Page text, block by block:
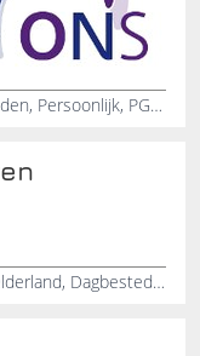
Zorg, Zorg voor ouderen, Zorg nabestaanden, Persoonlijk, PGB-advies, Trajectbegeleiding, Hulp bij thuisadministratie, Ondersteuning ouderen, Hulp, Advies
Welzijn, Ouderen, Zevenaar, Stichting, Gelderland, Dagbesteding